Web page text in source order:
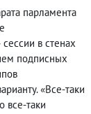
парламента
в стенах
подписных
«Все-таки
все-таки